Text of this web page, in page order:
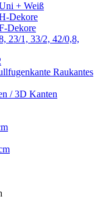
+ Weiß
Dekore
Dekore
23/1, 33/2, 42/0,8,
Raukantes
/ 3D Kanten